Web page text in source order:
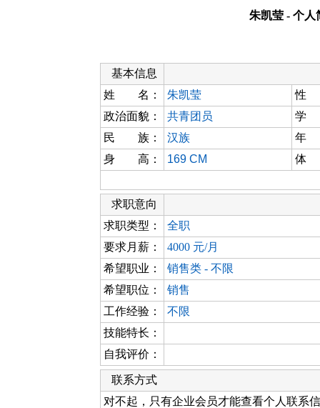
朱凯莹 - 个人
基本信息
姓 名：
朱凯莹
性
政治面貌：
共青团员
学
民 族：
汉族
年
身 高：
169 CM 体
求职意向
求职类型：
全职
要求月薪：
4000 元/月
希望职业：
销售类 - 不限
希望职位：
销售
工作经验：
不限
技能特长：
自我评价：
联系方式
对不起，只有企业会员才能查看个人联系